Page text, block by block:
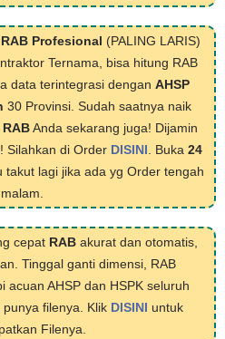
RAB Profesional (PALING LARIS)
Ternama, bisa hitung RAB
data terintegrasi dengan AHSP
30 Provinsi. Sudah saatnya naik
RABAnda sekarang juga! Dijamin
Silahkan di Order DISINI . Buka 24
lagi jika ada yg Order tengah
malam.
cepat RAB akurat dan otomatis,
Tinggal ganti dimensi, RAB
acuan AHSP dan HSPK seluruh
filenya. Klik DISINI untuk
Filenya.